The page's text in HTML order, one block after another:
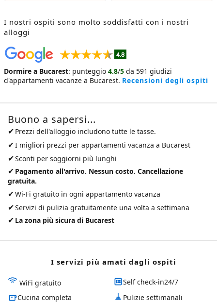
I nostri ospiti sono molto soddisfatti con i nostri
alloggi
Dormire a Bucarest: punteggio 4.8/5 da 591 giudizi
d'appartamenti vacanze a Bucarest. Recensioni degli ospiti
Buono a sapersi...
✔ Prezzi dell'alloggio includono tutte le tasse.
✔I migliori prezzi per appartamenti vacanza a Bucarest
✔Sconti per soggiorni più lunghi
✔ Pagamento all'arrivo. Nessun costo. Cancellazione
gratuita.
✔Wi-Fi gratuito in ogni appartamento vacanza
✔Servizi di pulizia gratuitamente una volta a settimana
✔ La zona più sicura di Bucarest
I servizi più amati dagli ospiti
WiFi gratuito
Self check-in24/7
Cucina completa
Pulizie settimanali